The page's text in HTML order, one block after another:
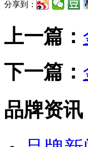
分享到：
上一篇：
下一篇：
品牌资讯